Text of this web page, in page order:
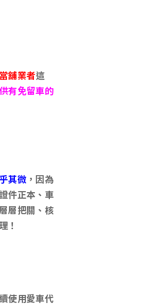
舖業者這
有免留車的
其微 ，因為
件正本、車
層把關、核
！
使用愛車代